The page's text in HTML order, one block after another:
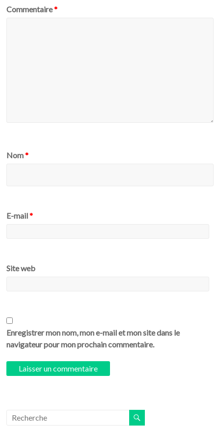
Commentaire*
Nom*
E-mail*
Site web
Enregistrer mon nom, mon e-mail et mon site dans le
navigateur pour mon prochain commentaire.